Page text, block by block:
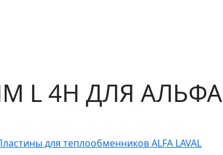
L 4H ДЛЯ АЛЬФА
для теплообменников ALFA LAVAL